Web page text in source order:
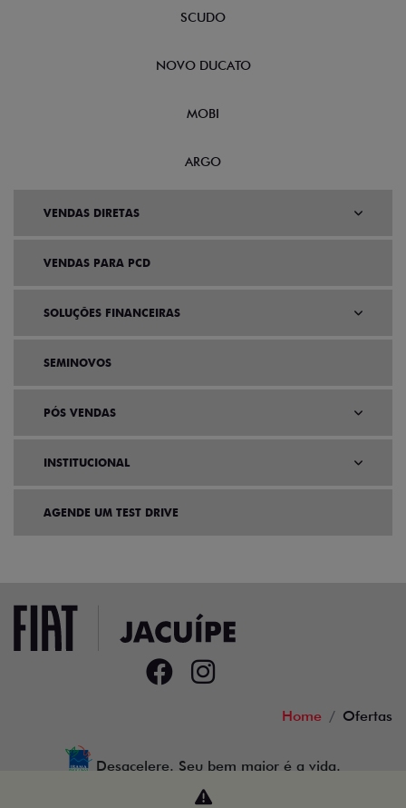
SCUDO
NOVO DUCATO
MOBI
ARGO
VENDAS DIRETAS
VENDAS PARA PCD
SOLUÇÕES FINANCEIRAS
SEMINOVOS
PÓS VENDAS
INSTITUCIONAL
AGENDE UM TEST DRIVE
Home Ofertas
Desacelere. Seu bem maior é a vida.